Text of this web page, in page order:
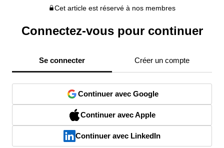
Cet article est réservé à nos membres
Connectez-vous pour continuer
Se connecter Créer un compte
Continuer avec Google
Continuer avec Apple
Continuer avec LinkedIn